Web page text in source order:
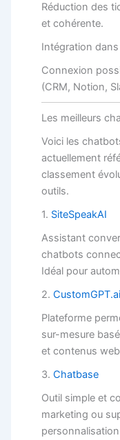
Réduction des
et cohérente.
Intégration
Connexion
(CRM, Notion,
Les meilleurs
Voici les
actuellement
classement
outils.
1. SiteSpeakAI
Assistant
chatbots
Idéal pour
2. CustomGPT.ai
Plateforme
sur-mesure
et contenus
3. Chatbase
Outil simple et
marketing ou